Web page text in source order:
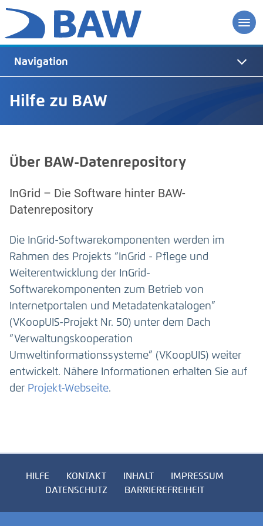
Hilfe zu BAW
Navigation
Über BAW-Datenrepository
InGrid – Die Software hinter BAW-
Datenrepository
Die InGrid-Softwarekomponenten werden im
Rahmen des Projekts “InGrid - Pflege und
Weiterentwicklung der InGrid-
Softwarekomponenten zum Betrieb von
Internetportalen und Metadatenkatalogen”
(VKoopUIS-Projekt Nr. 50) unter dem Dach
“Verwaltungskooperation
Umweltinformationssysteme” (VKoopUIS) weiter
entwickelt. Nähere Informationen erhalten Sie auf
der Projekt-Webseite.
HILFE KONTAKT INHALT
IMPRESSUM
DATENSCHUTZ
BARRIEREFREIHEIT